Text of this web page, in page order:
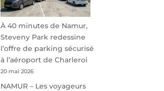
À 40 minutes de Namur,
Steveny Park redessine
l’offre de parking sécurisé
à l’aéroport de Charleroi
20 mai 2026
NAMUR – Les voyageurs